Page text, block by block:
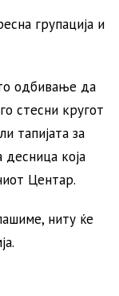
групација и
одбивање да
стесни кругот
тапијата за
која
Центар.
ниту ќе